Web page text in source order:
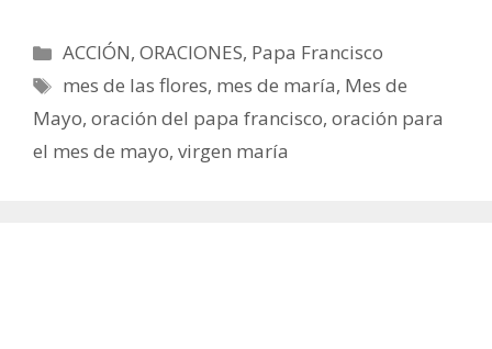
Categorías
ACCIÓN,ORACIONES, Papa Francisco
Etiquetas
mes de las flores, mes de maría, Mes de
Mayo, oración del papa francisco, oración para
el mes de mayo, virgen maría